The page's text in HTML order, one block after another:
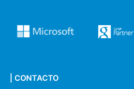
| CONTACTO